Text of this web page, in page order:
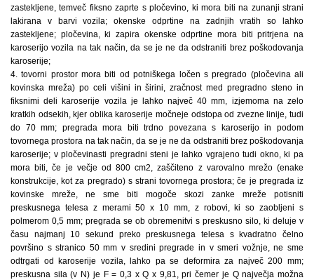
zastekljene, temveč fiksno zaprte s pločevino, ki mora biti na zunanji strani
lakirana v barvi vozila; okenske odprtine na zadnjih vratih so lahko
zastekljene; pločevina, ki zapira okenske odprtine mora biti pritrjena na
karoserijo vozila na tak način, da se je ne da odstraniti brez poškodovanja
karoserije;
4. tovorni prostor mora biti od potniškega ločen s pregrado (pločevina ali
kovinska mreža) po celi višini in širini, zračnost med pregradno steno in
fiksnimi deli karoserije vozila je lahko največ 40 mm, izjemoma na zelo
kratkih odsekih, kjer oblika karoserije močneje odstopa od zvezne linije, tudi
do 70 mm; pregrada mora biti trdno povezana s karoserijo in podom
tovornega prostora na tak način, da se je ne da odstraniti brez poškodovanja
karoserije; v pločevinasti pregradni steni je lahko vgrajeno tudi okno, ki pa
mora biti, če je večje od 800 cm2, zaščiteno z varovalno mrežo (enake
konstrukcije, kot za pregrado) s strani tovornega prostora; če je pregrada iz
kovinske mreže, ne sme biti mogoče skozi zanke mreže potisniti
preskusnega telesa z merami 50 x 10 mm, z robovi, ki so zaobljeni s
polmerom 0,5 mm; pregrada se ob obremenitvi s preskusno silo, ki deluje v
času najmanj 10 sekund preko preskusnega telesa s kvadratno čelno
površino s stranico 50 mm v sredini pregrade in v smeri vožnje, ne sme
odtrgati od karoserije vozila, lahko pa se deformira za največ 200 mm;
preskusna sila (v N) je F = 0,3 x Q x 9,81, pri čemer je Q največja možna